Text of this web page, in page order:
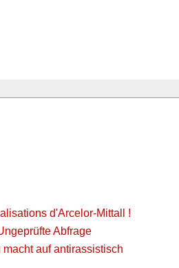
d'Arcelor-Mittall !
Abfrage
auf antirassistisch